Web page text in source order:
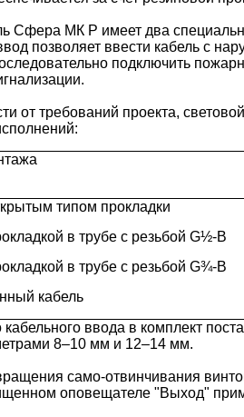
Сфера МК Р имеет два
позволяет ввести кабель с
подключить
от требований проекта,
типом прокладки
в трубе с резьбой G½-В
в трубе с резьбой G¾-В
кабель
ввода в комплект
8–10 мм и 12–14 мм.
само-отвинчивания
оповещателе "Выход"